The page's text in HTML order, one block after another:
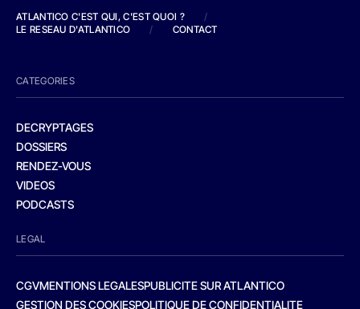
ATLANTICO C'EST QUI, C'EST QUOI ?
/
LE RESEAU D'ATLANTICO
/ CONTACT
CATEGORIES
DECRYPTAGES
DOSSIERS
RENDEZ-VOUS
VIDEOS
PODCASTS
LEGAL
CGVMENTIONS LEGALESPUBLICITE SUR ATLANTICO
GESTION DES COOKIESPOLITIQUE DE CONFIDENTIALITE